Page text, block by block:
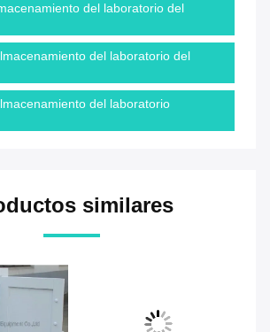
del laboratorio del
del laboratorio del
del laboratorio
similares